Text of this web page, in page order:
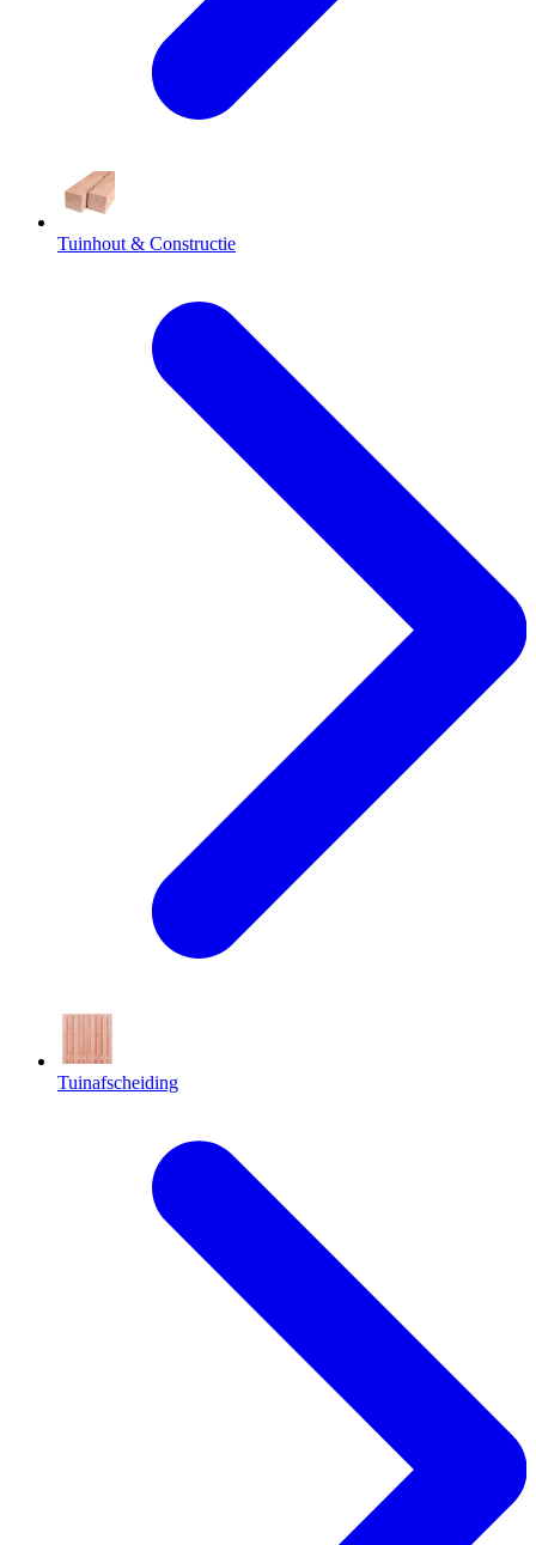
Tuinhout & Constructie
Tuinafscheiding